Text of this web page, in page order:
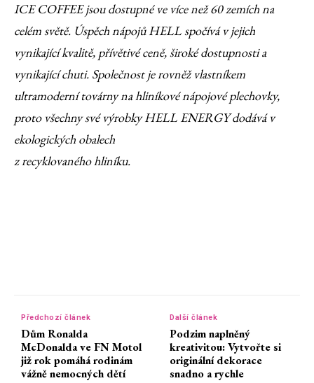
ICE COFFEE jsou dostupné ve více než 60 zemích na
celém světě. Úspěch nápojů HELL spočívá v jejich
vynikající kvalitě, přívětivé ceně, široké dostupnosti a
vynikající chuti. Společnost je rovněž vlastníkem
ultramoderní továrny na hliníkové nápojové plechovky,
proto všechny své výrobky HELL ENERGY dodává v
ekologických obalech
z recyklovaného hliníku.
Předchozí článek
Dům Ronalda
McDonalda ve FN Motol
již rok pomáhá rodinám
vážně nemocných dětí
Další článek
Podzim naplněný
kreativitou: Vytvořte si
originální dekorace
snadno a rychle